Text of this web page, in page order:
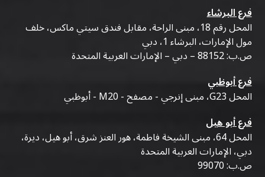
فرع البرشاء
المحل رقم 18، مبنى الراحة، مقابل فندق سيتي ماكس، خلف
مول الإمارات، البرشاء 1، دبي
ص.ب: 88152 – دبي – الإمارات العربية المتحدة
فرع أبوظبي
المحل G23، مبنى إنرجي - مصفح - M20 - أبوظبي
فرع أبو هيل
المحل 64، مبنى الشيخة فاطمة، هور العنز شرق، أبو هيل، ديرة،
دبي، الإمارات العربية المتحدة
ص.ب: 99070